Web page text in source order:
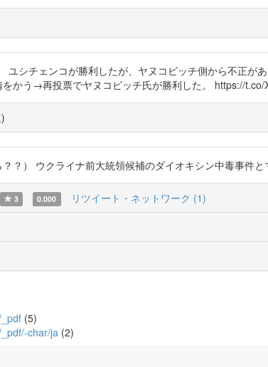
シチェンコが勝利したが、ヤヌコビッチ側から不正が
かう→再投票でヤヌコビッチ氏が勝利した。 https://t.co/
)
？） ウクライナ前大統領候補のダイオキシン中毒事件
3 0.000 リツイート・ネットワーク (1)
(5)
char/ja (2)